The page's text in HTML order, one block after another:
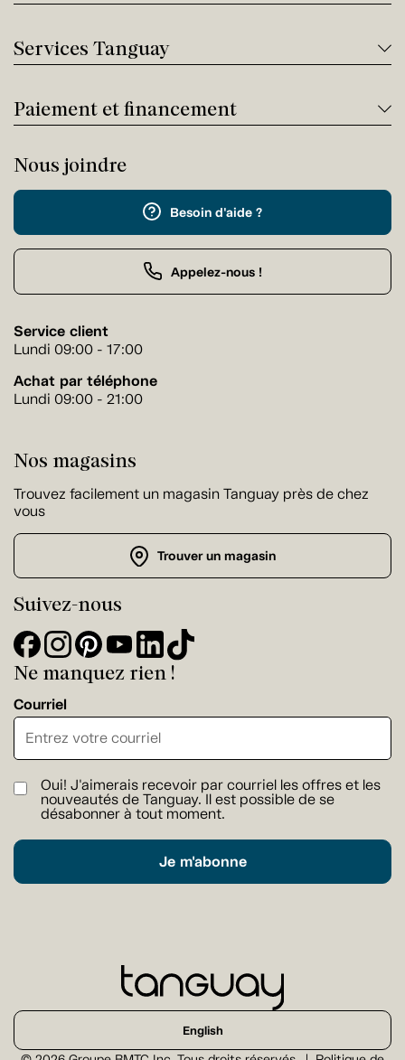
Services Tanguay
Paiement et financement
Nous joindre
Besoin d'aide ?
Appelez-nous !
Service client
Lundi 09:00 - 17:00
Achat par téléphone
Lundi 09:00 - 21:00
Nos magasins
Trouvez facilement un magasin Tanguay près de chez
vous
Trouver un magasin
Suivez-nous
Ne manquez rien !
Courriel
Oui! J'aimerais recevoir par courriel les offres et les
nouveautés de Tanguay. Il est possible de se
désabonner à tout moment.
Je m'abonne
English